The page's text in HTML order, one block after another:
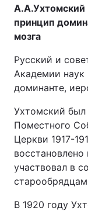
А.А.Ухтомский
принцип
мозга
Русский и
Академии наук
доминанте,
Ухтомский
Поместного
Церкви 1917-
участвовал в
В 1920 году